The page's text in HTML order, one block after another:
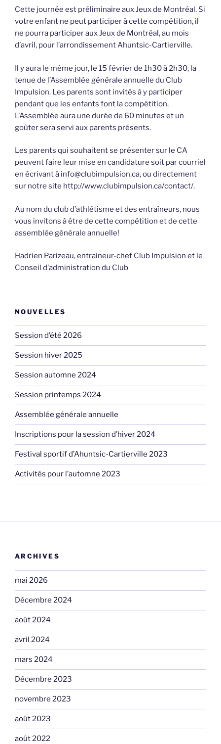
Cette journée est préliminaire aux Jeux de Montréal. Si
votre enfant ne peut participer à cette compétition, il
ne pourra participer aux Jeux de Montréal, au mois
d’avril, pour l’arrondissement Ahuntsic-Cartierville.
Il y aura le même jour, le 15 février de 1h30 à 2h30, la
tenue de l’Assemblée générale annuelle du Club
Impulsion. Les parents sont invités à y participer
pendant que les enfants font la compétition.
L’Assemblée aura une durée de 60 minutes et un
goûter sera servi aux parents présents.
Les parents qui souhaitent se présenter sur le CA
peuvent faire leur mise en candidature soit par courriel
en écrivant à info@clubimpulsion.ca, ou directement
sur notre site http://www.clubimpulsion.ca/contact/.
Au nom du club d’athlétisme et des entraîneurs, nous
vous invitons à être de cette compétition et de cette
assemblée générale annuelle!
Hadrien Parizeau, entraineur-chef Club Impulsion et le
Conseil d’administration du Club
NOUVELLES
Session d’été 2026
Session hiver 2025
Session automne 2024
Session printemps 2024
Assemblée générale annuelle
Inscriptions pour la session d’hiver 2024
Festival sportif d’Ahuntsic-Cartierville 2023
Activités pour l’automne 2023
ARCHIVES
mai 2026
Décembre 2024
août 2024
avril 2024
mars 2024
Décembre 2023
novembre 2023
août 2023
août 2022